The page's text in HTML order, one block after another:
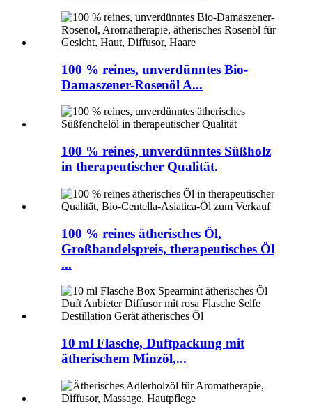
100 % reines, unverdünntes Bio-
Damaszener-Rosenöl A...
100 % reines, unverdünntes Süßholz
in therapeutischer Qualität.
100 % reines ätherisches Öl,
Großhandelspreis, therapeutisches Öl
...
10 ml Flasche, Duftpackung mit
ätherischem Minzöl,...